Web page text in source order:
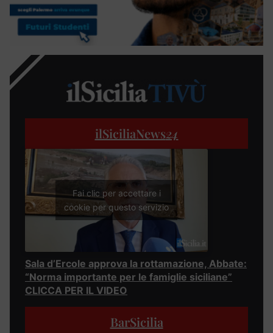
ilSiciliaNews24
Fai clic per accettare i
cookie per questo servizio
Sala d’Ercole approva la rottamazione, Abbate:
“Norma importante per le famiglie siciliane”
CLICCA PER IL VIDEO
BarSicilia